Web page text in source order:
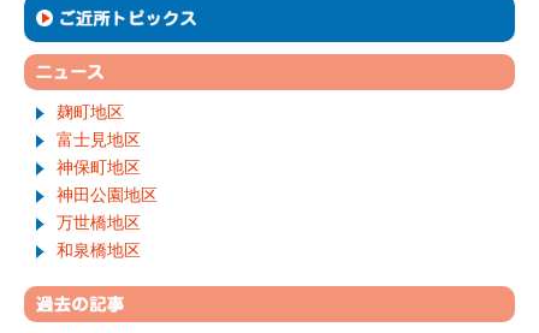
麹町地区
富士見地区
神保町地区
神田公園地区
万世橋地区
和泉橋地区